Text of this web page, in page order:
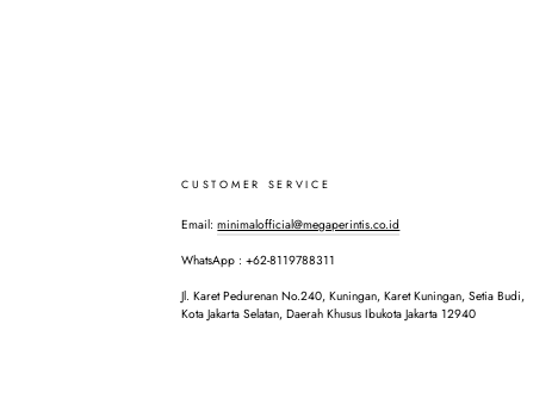
CUSTOMER SERVICE
Email:minimalofficial@megaperintis.co.id
WhatsApp : +62-8119788311
Jl. Karet Pedurenan No.240, Kuningan, Karet Kuningan, Setia Budi,
Kota Jakarta Selatan, Daerah Khusus Ibukota Jakarta 12940